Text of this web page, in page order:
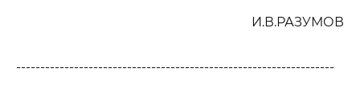
И.В.РАЗУМОВ
------------------------------------------------------------------